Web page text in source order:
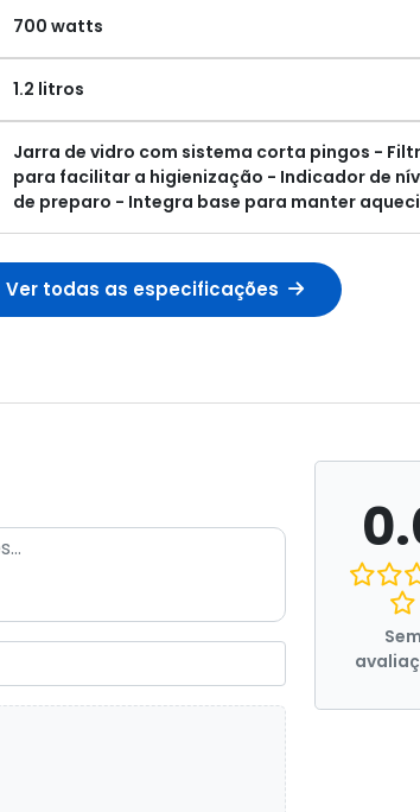
700 watts
1.2 litros
Jarra de vidro com sistema corta pingos -
para facilitar a higienização - Indicador de
de preparo - Integra base para manter
Ver todas as especificações
Sem